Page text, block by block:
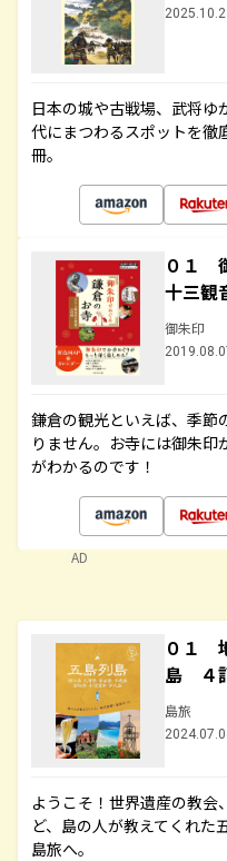
日本の城や古戦場、武将ゆ
代にまつわるスポットを徹
冊。
０１
十三
御朱印
鎌倉の観光といえば、季節
りません。お寺には御朱印
がわかるのです！
AD
０１
島 ４
島旅
ようこそ！世界遺産の教会
ど、島の人が教えてくれた
島旅へ。